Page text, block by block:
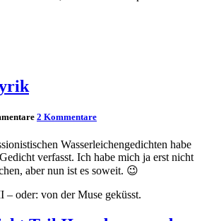
2 Kommentare
Wasserleichengedichten habe
verfasst. Ich habe mich ja erst nicht
aber nun ist es soweit. 😉
oder: von der Muse geküsst.